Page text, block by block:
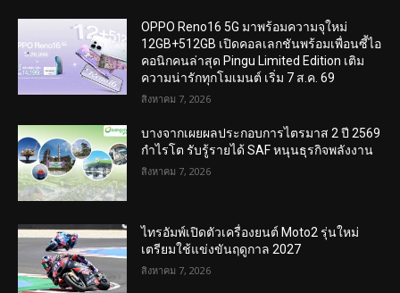
OPPO Reno16 5G มาพร้อมความจุใหม่
12GB+512GB เปิดคอลเลกชันพร้อมเพื่อนซี้ไอ
คอนิกคนล่าสุด Pingu Limited Edition เติม
ความน่ารักทุกโมเมนต์ เริ่ม 7 ส.ค. 69
สิงหาคม 7, 2026
บางจากเผยผลประกอบการไตรมาส 2 ปี 2569
กำไรโต รับรู้รายได้ SAF หนุนธุรกิจพลังงาน
สิงหาคม 7, 2026
ไทรอัมพ์เปิดตัวเครื่องยนต์ Moto2 รุ่นใหม่
เตรียมใช้แข่งขันฤดูกาล 2027
สิงหาคม 7, 2026